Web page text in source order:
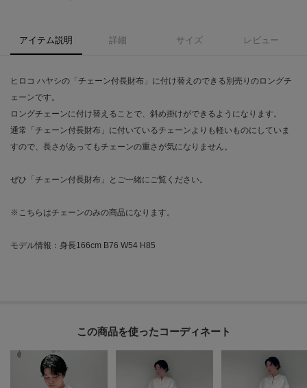
アイテム説明 詳細 サイズ レビュー
ヒロコ ハヤシの「チェーン付長財布」に付け替えのできる別売りのロングチ
ェーンです。
ロングチェーンに付け替えることで、斜め掛けができるようになります。
通常「チェーン付長財布」に付いているチェーンよりも軽いものにしていま
すので、長さがあってもチェーンの重さが気になりません。
ぜひ「チェーン付長財布」とご一緒にご覧ください。
※こちらはチェーンのみの商品になります。
モデル情報：身長166cm B76 W54 H85
この商品を使った